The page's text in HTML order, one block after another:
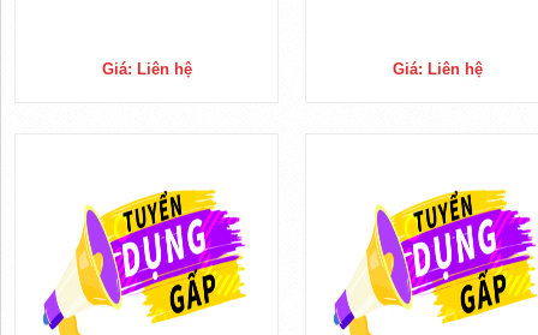
Giá: Liên hệ Giá: Liên hệ